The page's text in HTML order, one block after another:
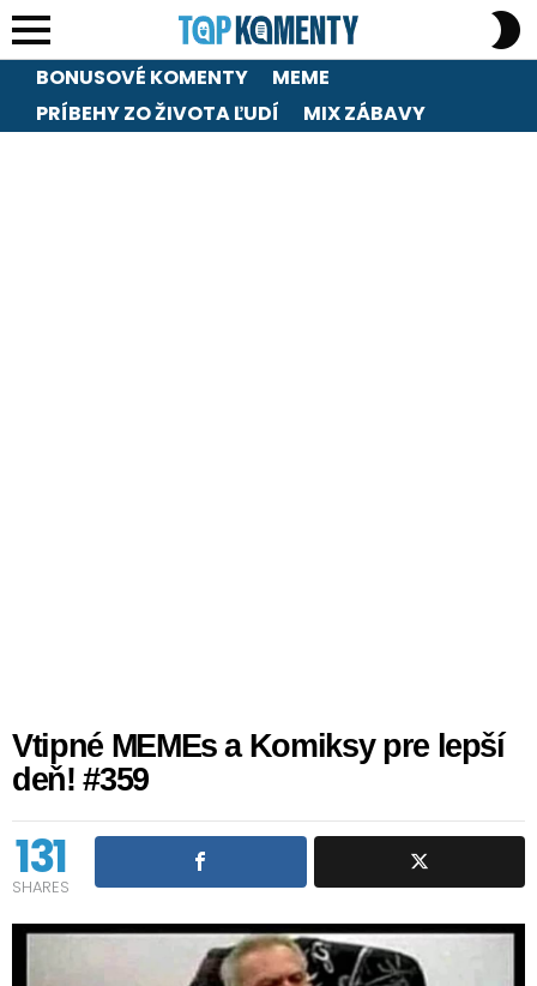
Menu
BONUSOVÉ KOMENTY
MEME
PRÍBEHY ZO ŽIVOTA ĽUDÍ
MIX ZÁBAVY
Vtipné MEMEs a Komiksy pre lepší
deň! #359
131
SHARES